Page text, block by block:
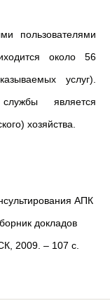
пользователями
около 56
услуг).
является
хозяйства.
АПК
докладов
2009. – 107 с.